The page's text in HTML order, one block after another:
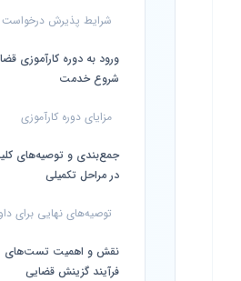
شرایط پذیرش درخواست
ورود به دوره کارآموزی
شروع خدمت
مزایای دوره کارآموزی
جمع‌بندی و توصیه‌های
در مراحل تکمیلی
توصیه‌های نهایی برای
نقش و اهمیت تست‌های
فرآیند گزینش قضایی